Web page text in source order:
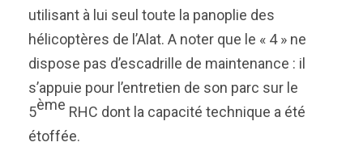
utilisant à lui seul toute la panoplie des
hélicoptères de l’Alat. A noter que le « 4 » ne
dispose pas d’escadrille de maintenance : il
s’appuie pour l’entretien de son parc sur le
5ème RHC dont la capacité technique a été
étoffée.